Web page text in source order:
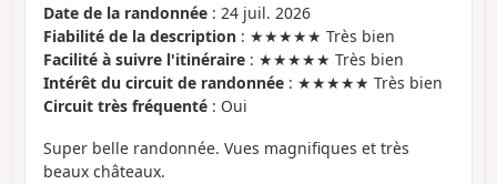
Date de la randonnée : 24 juil. 2026
Fiabilité de la description : ★★★★★ Très bien
Facilité à suivre l'itinéraire : ★★★★★ Très bien
Intérêt du circuit de randonnée : ★★★★★ Très bien
Circuit très fréquenté : Oui
Super belle randonnée. Vues magnifiques et très
beaux châteaux.